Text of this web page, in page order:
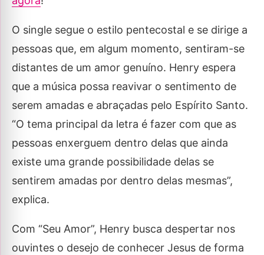
O single segue o estilo pentecostal e se dirige a
pessoas que, em algum momento, sentiram-se
distantes de um amor genuíno. Henry espera
que a música possa reavivar o sentimento de
serem amadas e abraçadas pelo Espírito Santo.
“O tema principal da letra é fazer com que as
pessoas enxerguem dentro delas que ainda
existe uma grande possibilidade delas se
sentirem amadas por dentro delas mesmas”,
explica.
Com “Seu Amor”, Henry busca despertar nos
ouvintes o desejo de conhecer Jesus de forma